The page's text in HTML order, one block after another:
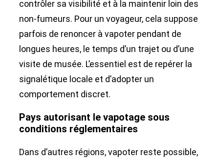
contrôler sa visibilité et à la maintenir loin des
non-fumeurs. Pour un voyageur, cela suppose
parfois de renoncer à vapoter pendant de
longues heures, le temps d’un trajet ou d’une
visite de musée. L’essentiel est de repérer la
signalétique locale et d’adopter un
comportement discret.
Pays autorisant le vapotage sous
conditions réglementaires
Dans d’autres régions, vapoter reste possible,